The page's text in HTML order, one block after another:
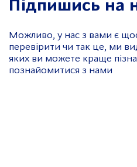
Підпишись на
Можливо, у нас з вами є
перевірити чи так це, ми
яких ви можете краще
познайомитися з нами